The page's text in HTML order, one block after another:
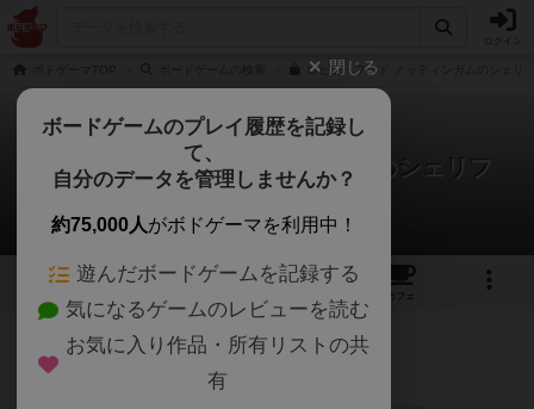
ロビン・フッド ノッティンガムのシェリ
ロビンフッド：ノッティンガムのシェリフ
1件のレビュー
1 1
カフェ
294名
閉じる
ボードゲームのプレイ履歴を記録し
て、
自分のデータを管理しませんか？
約75,000人がボドゲーマを利用中！
遊んだボードゲームを記録する
気になるゲームのレビューを読む
お気に入り作品・所有リストの共
有